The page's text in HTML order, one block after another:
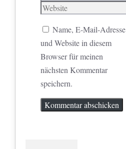
Mail
Website
Name, E-Mail-Adresse
und Website in diesem
Browser für meinen
nächsten Kommentar
speichern.